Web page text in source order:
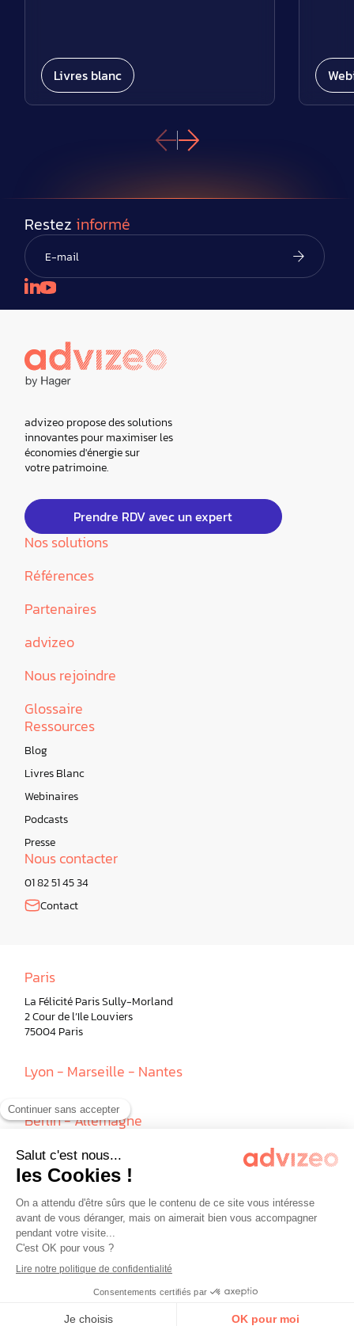
Livres blanc
Restez informé
advizeo propose des solutions
innovantes pour maximiser les
économies d'énergie sur
votre patrimoine.
Prendre RDV avec un expert
Nos solutions
Références
Partenaires
advizeo
Nous rejoindre
Glossaire
Ressources
Blog
Livres Blanc
Webinaires
Podcasts
Presse
Nous contacter
01 82 51 45 34
Contact
Paris
La Félicité Paris Sully-Morland
2 Cour de l’Ile Louviers
75004 Paris
Lyon - Marseille - Nantes
Berlin - Allemagne
Milan - Italie
© advizeo 2026 -Politique de confidentialité